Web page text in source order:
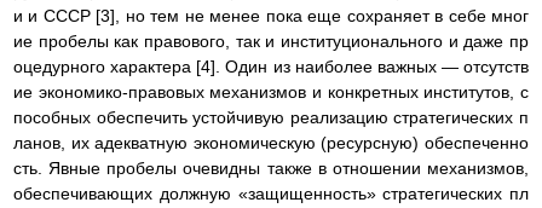
и и СССР [3], но тем не менее пока еще сохраняет в себе мног
ие пробелы как правового, так и институционального и даже пр
оцедурного характера [4]. Один из наиболее важных — отсутств
ие экономико-правовых механизмов и конкретных институтов, с
пособных обеспечить устойчивую реализацию стратегических п
ланов, их адекватную экономическую (ресурсную) обеспеченно
сть. Явные пробелы очевидны также в отношении механизмов,
обеспечивающих должную «защищенность» стратегических пл